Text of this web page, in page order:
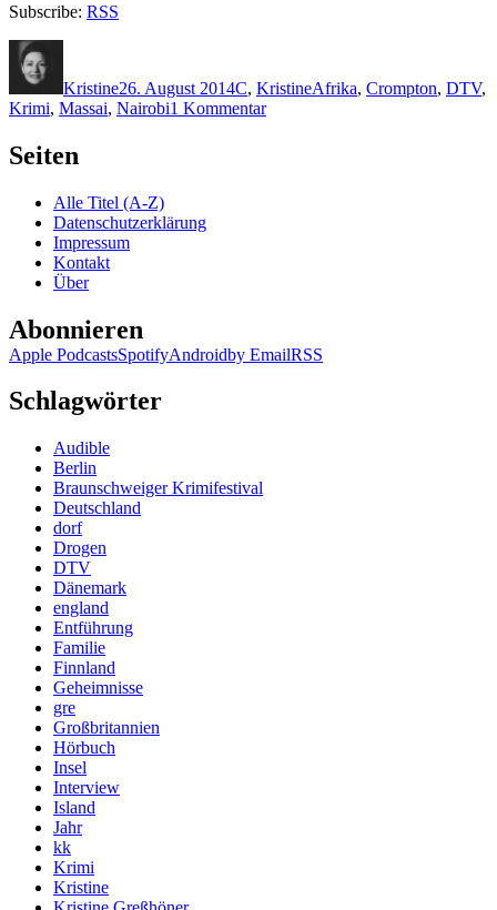
Subscribe: RSS
Kristine26. August 2014C, KristineAfrika, Crompton, DTV,
Krimi, Massai, Nairobi1 Kommentarzu
Seiten
Alle Titel (A-Z)
Datenschutzerklärung
Impressum
Kontakt
Über
Abonnieren
Apple PodcastsSpotifyAndroidby EmailRSS
Schlagwörter
Audible
Berlin
Braunschweiger Krimifestival
Deutschland
dorf
Drogen
DTV
Dänemark
england
Entführung
Familie
Finnland
Geheimnisse
gre
Großbritannien
Hörbuch
Insel
Interview
Island
Jahr
kk
Krimi
Kristine